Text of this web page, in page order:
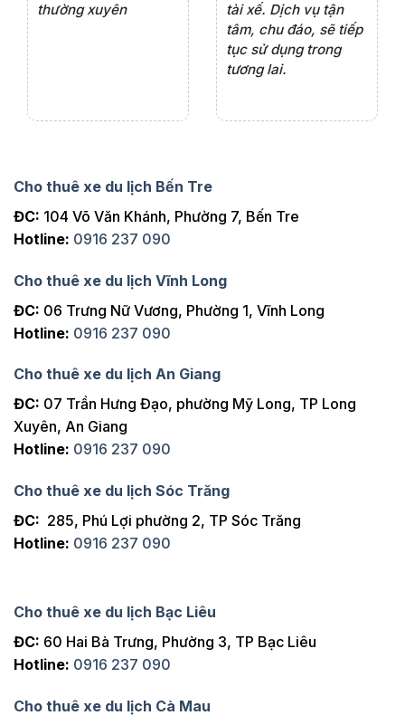
thường xuyên
tài xế. Dịch vụ tận
tâm, chu đáo, sẽ tiếp
tục sử dụng trong
tương lai.
Cho thuê xe du lịch Bến Tre
ĐC: 104 Võ Văn Khánh, Phường 7, Bến Tre
Hotline: 0916 237 090
Cho thuê xe du lịch Vĩnh Long
ĐC: 06 Trưng Nữ Vương, Phường 1, Vĩnh Long
Hotline: 0916 237 090
Cho thuê xe du lịch An Giang
ĐC: 07 Trần Hưng Đạo, phường Mỹ Long, TP Long
Xuyên, An Giang
Hotline: 0916 237 090
Cho thuê xe du lịch Sóc Trăng
ĐC: 285, Phú Lợi phường 2, TP Sóc Trăng
Hotline: 0916 237 090
Cho thuê xe du lịch Bạc Liêu
ĐC: 60 Hai Bà Trưng, Phường 3, TP Bạc Liêu
Hotline: 0916 237 090
Cho thuê xe du lịch Cà Mau